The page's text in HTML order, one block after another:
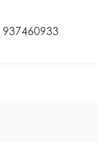
937460933